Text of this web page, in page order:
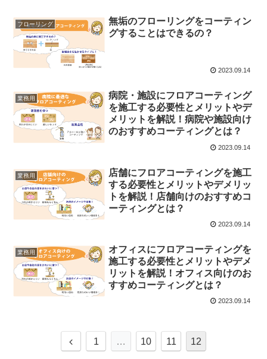
フローリング
無垢のフローリングをコーティン
グすることはできるの？
2023.09.14
業務用
病院・施設にフロアコーティング
を施工する必要性とメリットやデ
メリットを解説！病院や施設向け
のおすすめコーティングとは？
2023.09.14
業務用
店舗にフロアコーティングを施工
する必要性とメリットやデメリッ
トを解説！店舗向けのおすすめコ
ーティングとは？
2023.09.14
業務用
オフィスにフロアコーティングを
施工する必要性とメリットやデメ
リットを解説！オフィス向けのお
すすめコーティングとは？
2023.09.14
前
1 … 10 11 12